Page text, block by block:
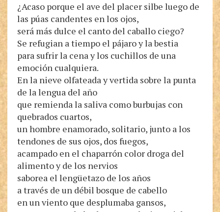
¿Acaso porque el ave del placer silbe luego de
las púas candentes en los ojos,
será más dulce el canto del caballo ciego?
Se refugian a tiempo el pájaro y la bestia
para sufrir la cena y los cuchillos de una
emoción cualquiera.
En la nieve olfateada y vertida sobre la punta
de la lengua del año
que remienda la saliva como burbujas con
quebrados cuartos,
un hombre enamorado, solitario, junto a los
tendones de sus ojos, dos fuegos,
acampado en el chaparrón color droga del
alimento y de los nervios
saborea el lengüetazo de los años
a través de un débil bosque de cabello
en un viento que desplumaba gansos,